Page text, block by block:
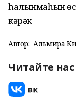
һалынмаһын
кәрәк
Автор: Альмира
Читайте нас